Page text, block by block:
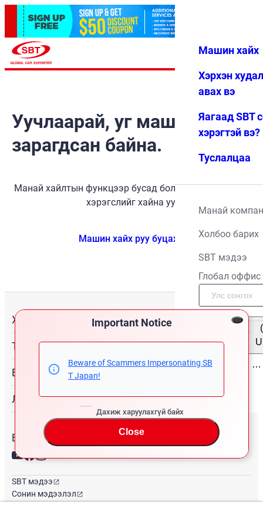
Дуртай Цэс
Машин хайх
Хэрхэн
авах вэ
Яагаад SBT
хэрэгтэй вэ?
Туслалцаа
Манай
Холбоо барих
SBT мэдээ
Глобал оффис
/
Important Notice
Beware of Scammers Impersonating SB
T Japan!
Дахиж харуулахгүй байх
Close
Уучлаарай, уг машин
зарагдсан байна.
Манай хайлтын функцээр бусад боломжит тээврийн
хэрэгслийг хайна уу.
Машин хайх руу буцах
Худалдан авах
Туслалцаа
Бидний тухай
Лавлагаа
Бидэнтэй холбогдоорой
SBT мэдээ
Сонин мэдээлэл